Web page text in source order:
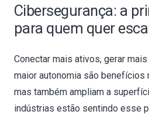
Cibersegurança: a
para quem quer
Conectar mais ativos, gerar
maior autonomia são benefícios
mas também ampliam a
indústrias estão sentindo esse